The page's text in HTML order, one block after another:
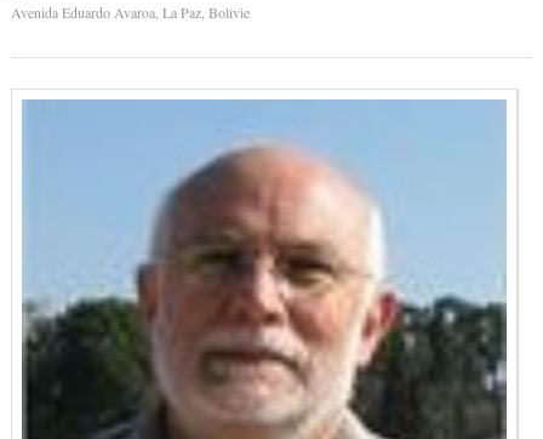
Avenida Eduardo Avaroa, La Paz, Bolivie